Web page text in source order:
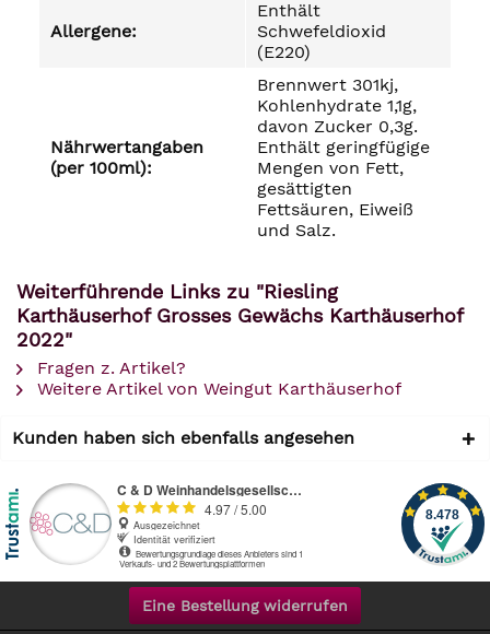
Allergene:
Enthält
Schwefeldioxid
(E220)
Nährwertangaben
(per 100ml):
Brennwert 301kj,
Kohlenhydrate 1,1g,
davon Zucker 0,3g.
Enthält geringfügige
Mengen von Fett,
gesättigten
Fettsäuren, Eiweiß
und Salz.
Weiterführende Links zu "Riesling
Karthäuserhof Grosses Gewächs Karthäuserhof
2022"
Fragen z. Artikel?
Weitere Artikel von Weingut Karthäuserhof
Kunden haben sich ebenfalls angesehen
Eine Bestellung widerrufen